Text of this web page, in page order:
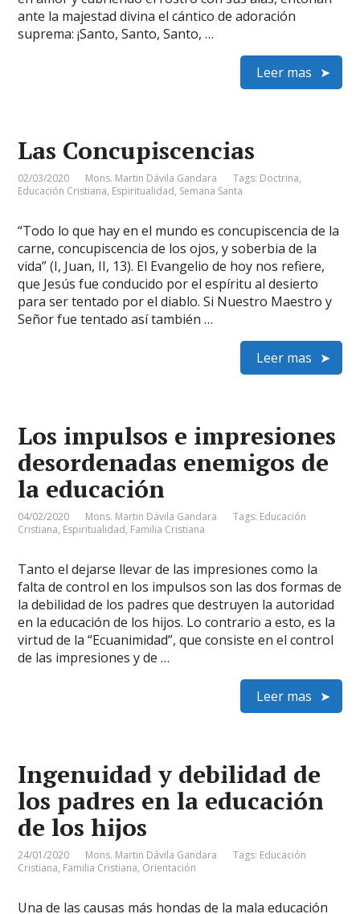
ante la majestad divina el cántico de adoración
suprema: ¡Santo, Santo, Santo, …
Leer mas
Las Concupiscencias
02/03/2020 Mons. Martin Dávila Gandara Tags: Doctrina,
Educación Cristiana, Espiritualidad, Semana Santa
“Todo lo que hay en el mundo es concupiscencia de la
carne, concupiscencia de los ojos, y soberbia de la
vida” (I, Juan, II, 13). El Evangelio de hoy nos refiere,
que Jesús fue conducido por el espíritu al desierto
para ser tentado por el diablo. Si Nuestro Maestro y
Señor fue tentado así también …
Leer mas
Los impulsos e impresiones
desordenadas enemigos de
la educación
04/02/2020 Mons. Martin Dávila Gandara Tags: Educación
Cristiana, Espiritualidad, Familia Cristiana
Tanto el dejarse llevar de las impresiones como la
falta de control en los impulsos son las dos formas de
la debilidad de los padres que destruyen la autoridad
en la educación de los hijos. Lo contrario a esto, es la
virtud de la “Ecuanimidad”, que consiste en el control
de las impresiones y de …
Leer mas
Ingenuidad y debilidad de
los padres en la educación
de los hijos
24/01/2020 Mons. Martin Dávila Gandara Tags: Educación
Cristiana, Familia Cristiana, Orientación
Una de las causas más hondas de la mala educación